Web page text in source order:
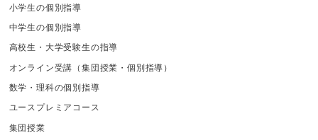
小学生の個別指導
中学生の個別指導
高校生・大学受験生の指導
オンライン受講（集団授業・個別指導）
数学・理科の個別指導
ユースプレミアコース
集団授業